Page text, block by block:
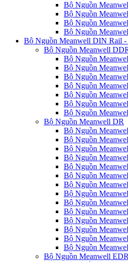
Bộ Nguồn
Bộ Nguồn
Bộ Nguồn
Bộ Nguồn
Bộ Nguồn Meanwell DIN Rail -
Bộ Nguồn Meanwell
Bộ Nguồn
Bộ Nguồn
Bộ Nguồn
Bộ Nguồn
Bộ Nguồn
Bộ Nguồn
Bộ Nguồn
Bộ Nguồn Meanwell DR
Bộ Nguồn
Bộ Nguồn
Bộ Nguồn
Bộ Nguồn
Bộ Nguồn
Bộ Nguồn
Bộ Nguồn
Bộ Nguồn
Bộ Nguồn
Bộ Nguồn
Bộ Nguồn
Bộ Nguồn
Bộ Nguồn
Bộ Nguồn
Bộ Nguồn Meanwell EDR